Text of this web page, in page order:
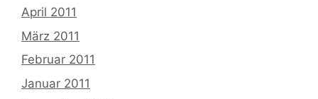
April 2011
März 2011
Februar 2011
Januar 2011